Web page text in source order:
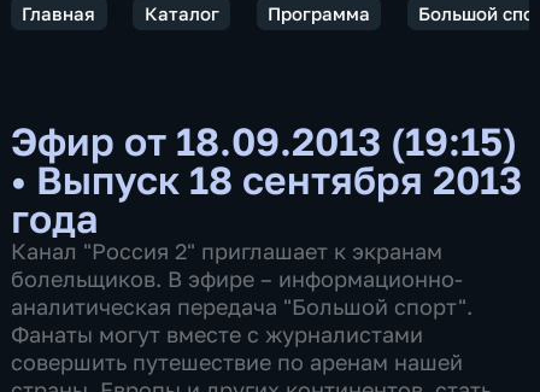
Главная Каталог Программа Большой
Эфир от 18.09.2013 (19:15)
• Выпуск 18 сентября 2013
года
Канал "Россия 2" приглашает к экранам
болельщиков. В эфире – информационно-
аналитическая передача "Большой спорт".
Фанаты могут вместе с журналистами
совершить путешествие по аренам нашей